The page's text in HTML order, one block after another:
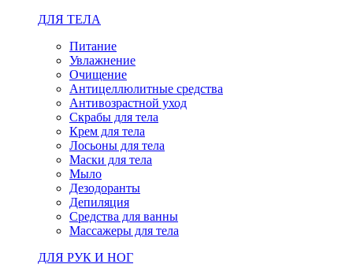
ДЛЯ ТЕЛА
Питание
Увлажнение
Очищение
Антицеллюлитные средства
Антивозрастной уход
Скрабы для тела
Крем для тела
Лосьоны для тела
Маски для тела
Мыло
Дезодоранты
Депиляция
Средства для ванны
Массажеры для тела
ДЛЯ РУК И НОГ